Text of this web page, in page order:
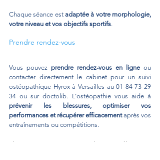
Chaque séance est adaptée à votre morphologie,
votre niveau et vos objectifs sportifs.
Prendre rendez-vous
Vous pouvez prendre rendez-vous en ligne ou
contacter directement le cabinet pour un suivi
ostéopathique Hyrox à Versailles au 01 84 73 29
prévenir les blessures, optimiser vos
performances et récupérer efficacement après vos
entraînements ou compétitions.
Thomas Romangas, ostéopathe à Versailles